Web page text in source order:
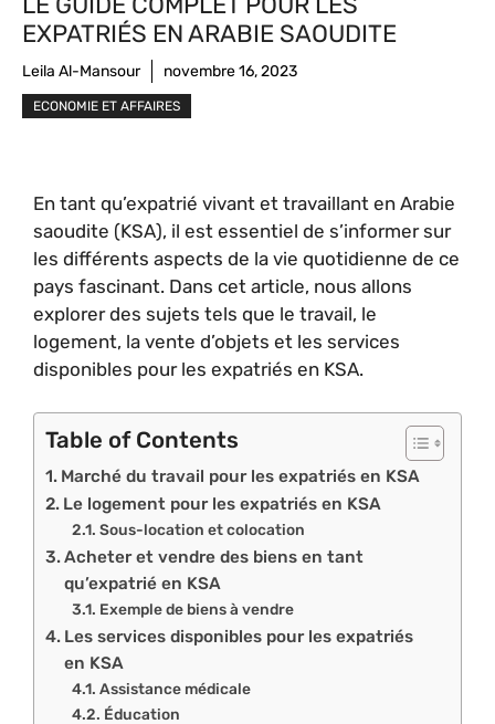
EXPATRIÉS EN ARABIE SAOUDITE
Leila Al-Mansour novembre 16, 2023
ECONOMIE ET AFFAIRES
En tant qu’expatrié vivant et travaillant en Arabie
saoudite (KSA), il est essentiel de s’informer sur
les différents aspects de la vie quotidienne de ce
pays fascinant. Dans cet article, nous allons
explorer des sujets tels que le travail, le
logement, la vente d’objets et les services
disponibles pour les expatriés en KSA.
Table of Contents
Marché du travail pour les expatriés en KSA
Le logement pour les expatriés en KSA
Sous-location et colocation
Acheter et vendre des biens en tant
qu’expatrié en KSA
Exemple de biens à vendre
Les services disponibles pour les expatriés
en KSA
Assistance médicale
Éducation